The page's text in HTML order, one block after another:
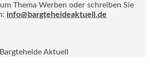
Thema Werben oder schreiben Sie
info@bargteheideaktuell.de
Aktuell